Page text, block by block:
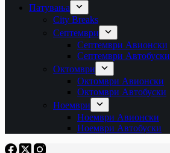
Патувања
City Breaks
Септември
Септември Авионски
Септември Автобуски
Октомври
Октомври Авионски
Октомври Автобуски
Ноември
Ноември Авионски
Ноември Автобуски